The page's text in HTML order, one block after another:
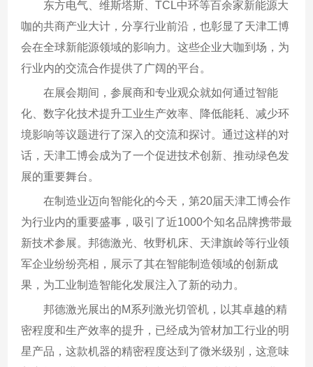
东方电气、维斯塔斯、TCL中环等百余家新能源大
咖的共商产业大计，分享行业前沿，也彰显了天津工博
会在全球新能源领域的影响力。这些企业大咖到场，为
行业内的交流合作提供了广阔的平台。
在展会期间，参展商和专业观众就如何通过智能
化、数字化技术提升工业生产效率、降低能耗、减少环
境影响等议题进行了深入的交流和探讨。通过这样的对
话，天津工博会成为了一个促进技术创新、推动绿色发
展的重要舞台。
在制造业迈向智能化的今天，第20届天津工博会作
为行业内的重要盛事，吸引了近1000个知名品牌携带最
新技术参展。邦德激光、牧野机床、天津旗岭等行业领
军企业纷纷亮相，展示了其在智能制造领域的创新成
果，为工业制造智能化发展注入了新的动力。
邦德激光展出的M系列激光切管机，以其卓越的精
密程度和生产效率的提升，已经成为管材加工行业的明
星产品，这款机器的精密程度达到了微米级别，这意味